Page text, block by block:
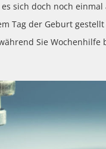
sich doch noch
Tag der Geburt
Sie Wochenhilfe